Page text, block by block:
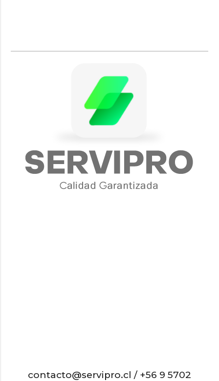
contacto@servipro.cl / +56 9 5702